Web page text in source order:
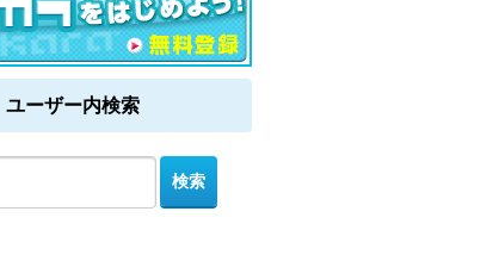
ユーザー内検索